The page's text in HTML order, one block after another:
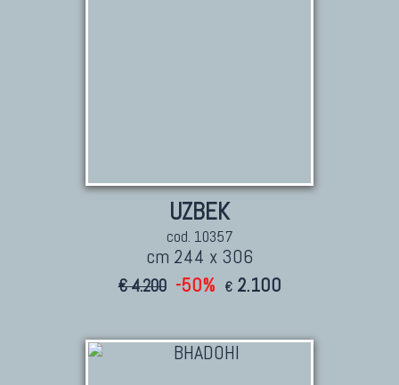
UZBEK
cod. 10357
cm 244 x 306
€ 4.200 -50% € 2.100